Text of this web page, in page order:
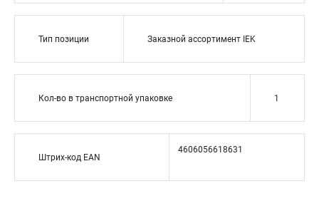
Тип позиции Заказной ассортимент IEK
Кол-во в транспортной упаковке 1
Штрих-код EAN
4606056618631